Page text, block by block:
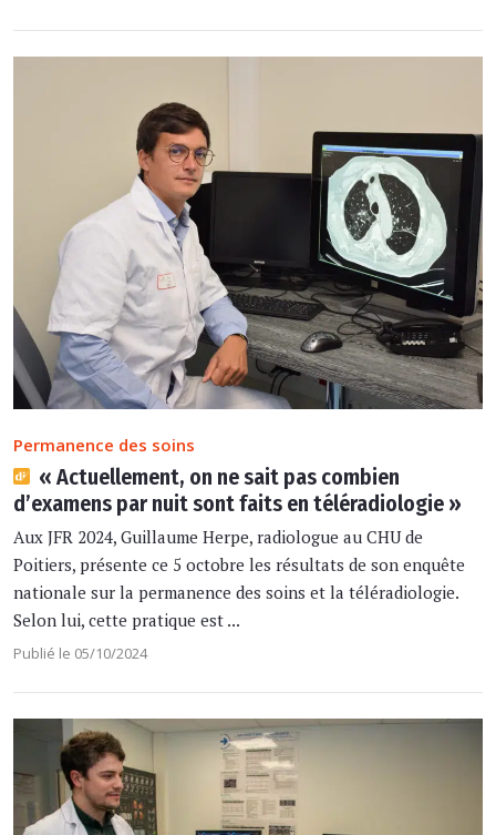
Permanence des soins
« Actuellement, on ne sait pas combien
d’examens par nuit sont faits en téléradiologie »
Aux JFR 2024, Guillaume Herpe, radiologue au CHU de
Poitiers, présente ce 5 octobre les résultats de son enquête
nationale sur la permanence des soins et la téléradiologie.
Selon lui, cette pratique est ...
Publié le 05/10/2024